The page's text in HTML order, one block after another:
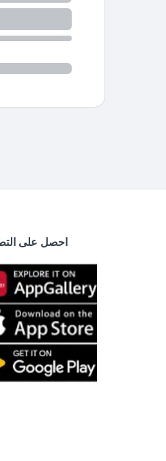
احصل على